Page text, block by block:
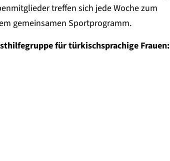
treffen sich jede Woche zum
gemeinsamen Sportprogramm.
für türkischsprachige Frauen: